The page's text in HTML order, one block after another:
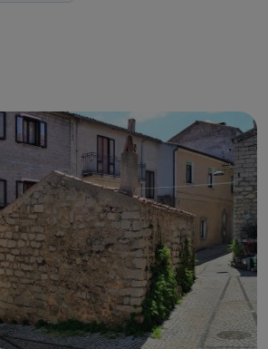
que celles qui parlent d'éco-
ensuite les œuvres deManu
Perseveranza et Valori, ce dernier
terrain de Viale Costituzione, et
, à qui l'on doit également le
laPiazza Su Cuzone. Avant de
Nuoro pour la Gallura, les
artpeuvent s'accorder un détour
Barbagia de Bitti, où la peinture
dès les années 1980 grâce aux
politiques deDiego Asproni